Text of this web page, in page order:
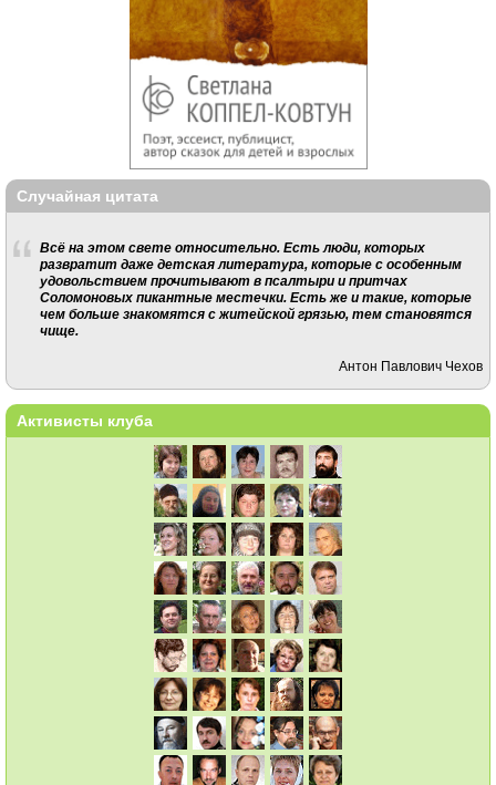
Случайная цитата
Всё на этом свете относительно. Есть люди, которых
развратит даже детская литература, которые с особенным
удовольствием прочитывают в псалтыри и притчах
Соломоновых пикантные местечки. Есть же и такие, которые
чем больше знакомятся с житейской грязью, тем становятся
чище.
Антон Павлович Чехов
Активисты клуба